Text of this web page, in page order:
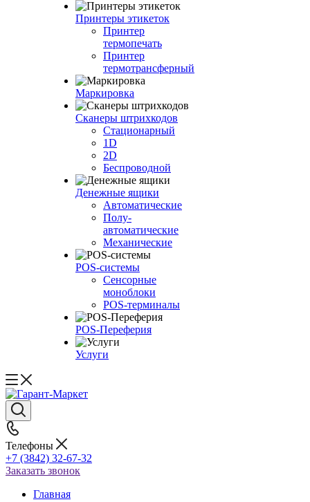
Принтеры этикеток
Принтер
термопечать
Принтер
термотрансферный
Маркировка
Сканеры штрихкодов
Стационарный
1D
2D
Беспроводной
Денежные ящики
Автоматические
Полу-
автоматические
Механические
POS-системы
Сенсорные
моноблоки
POS-терминалы
POS-Переферия
Услуги
Телефоны
+7 (3842) 32-67-32
Заказать звонок
Главная